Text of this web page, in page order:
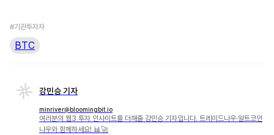
#기관투자자
BTC
강민승 기자
minriver@bloomingbit.io
여러분의 웹3 투자 인사이트를 더해줄 강민승 기자입니다. 트레이드나우·알트코인
나우와 함께하세요! 📊🚀